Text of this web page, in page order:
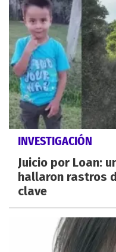
INVESTIGACIÓN
Juicio por Loan:
hallaron rastros
clave